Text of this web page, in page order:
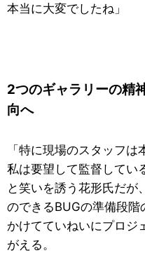
本当に大変でしたね」
2つのギャラリーの精
向へ
「特に現場のスタッフは
私は要望して監督してい
と笑いを誘う花形氏だが
のできるBUGの準備段
かけてていねいにプロジ
がえる。